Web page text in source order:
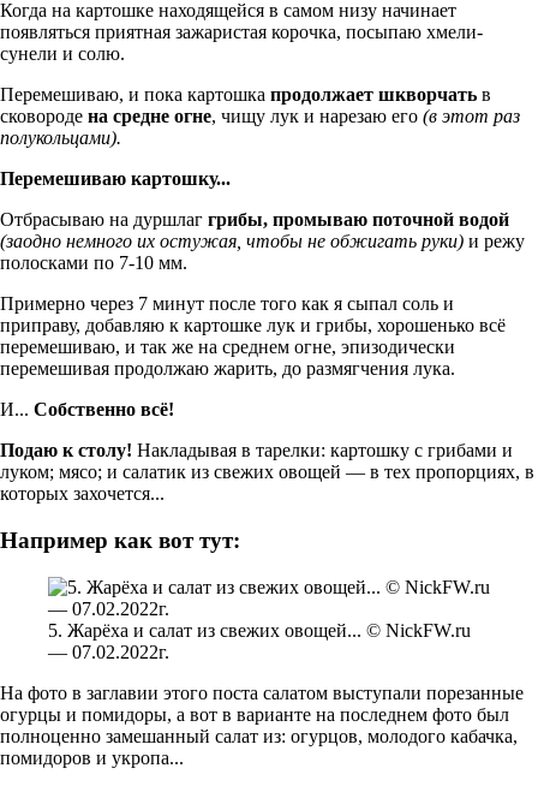
Когда на картошке находящейся в самом низу начинает
появляться приятная зажаристая корочка, посыпаю хмели-
сунели и солю.
Перемешиваю, и пока картошка продолжает шкворчать в
сковороде на средне огне, чищу лук и нарезаю его (в этот раз
полукольцами).
Перемешиваю картошку...
Отбрасываю на дуршлаг грибы, промываю поточной водой
(заодно немного их остужая, чтобы не обжигать руки) и режу
полосками по 7-10 мм.
Примерно через 7 минут после того как я сыпал соль и
приправу, добавляю к картошке лук и грибы, хорошенько всё
перемешиваю, и так же на среднем огне, эпизодически
перемешивая продолжаю жарить, до размягчения лука.
И... Собственно всё!
Подаю к столу! Накладывая в тарелки: картошку с грибами и
луком; мясо; и салатик из свежих овощей — в тех пропорциях, в
которых захочется...
Например как вот тут:
5. Жарёха и салат из свежих овощей... © NickFW.ru
— 07.02.2022г.
На фото в заглавии этого поста салатом выступали порезанные
огурцы и помидоры, а вот в варианте на последнем фото был
полноценно замешанный салат из: огурцов, молодого кабачка,
помидоров и укропа...